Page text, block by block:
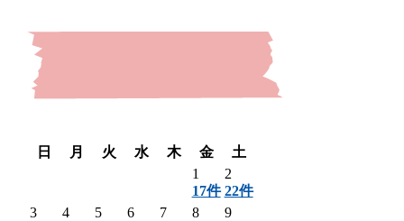
日
月 火 水 木 金
土
1
17件
2
22件
3
4
5
6
7
8
9